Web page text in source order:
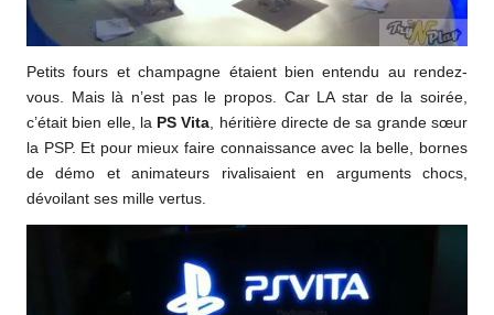
Petits fours et champagne étaient bien entendu au rendez-
vous. Mais là n’est pas le propos. Car LA star de la soirée,
c’était bien elle, la PS Vita , héritière directe de sa grande sœur
la PSP. Et pour mieux faire connaissance avec la belle, bornes
de démo et animateurs rivalisaient en arguments chocs,
dévoilant ses mille vertus.